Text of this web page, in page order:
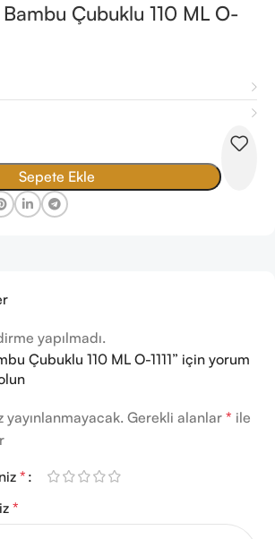
Çubuklu 110 ML O-
Sepete Ekle
yapılmadı.
Çubuklu 110 ML O-1111” için yorum
yayınlanmayacak. Gerekli alanlar * ile
*
*